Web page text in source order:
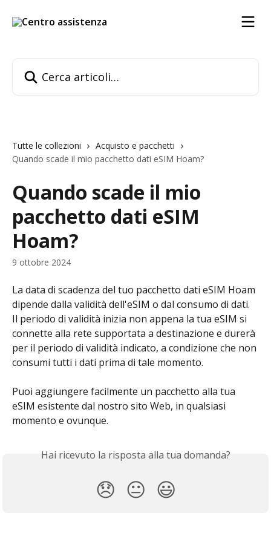
Tutte le collezioni
Acquisto e pacchetti
Quando scade il mio pacchetto dati eSIM Hoam?
Quando scade il mio
pacchetto dati eSIM
Hoam?
9 ottobre 2024
La data di scadenza del tuo pacchetto dati eSIM Hoam
dipende dalla validità dell'eSIM o dal consumo di dati.
Il periodo di validità inizia non appena la tua eSIM si
connette alla rete supportata a destinazione e durerà
per il periodo di validità indicato, a condizione che non
consumi tutti i dati prima di tale momento.
Puoi aggiungere facilmente un pacchetto alla tua
eSIM esistente dal nostro sito Web, in qualsiasi
momento e ovunque.
Hai ricevuto la risposta alla tua domanda?
😞 😐 😃